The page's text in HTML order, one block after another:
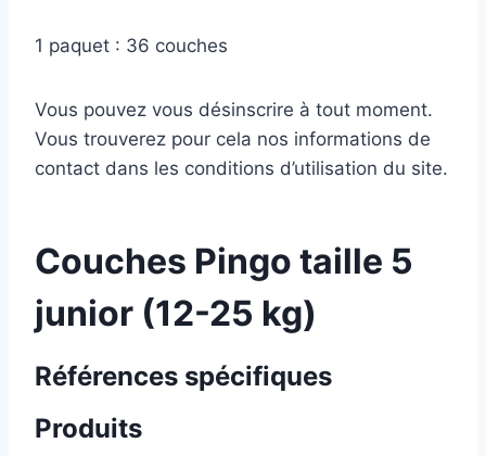
1 paquet : 36 couches
Vous pouvez vous désinscrire à tout moment.
Vous trouverez pour cela nos informations de
contact dans les conditions d’utilisation du site.
Couches Pingo taille 5
junior (12-25 kg)
Références spécifiques
Produits